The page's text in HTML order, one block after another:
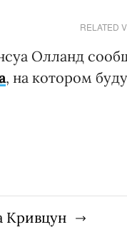
RELATED
Олланд
, на котором
Кривцун